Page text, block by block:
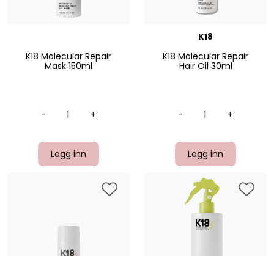
K18 Molecular Repair
Mask 150ml
- +
Logg inn
K18
K18 Molecular Repair
Hair Oil 30ml
- +
Logg inn